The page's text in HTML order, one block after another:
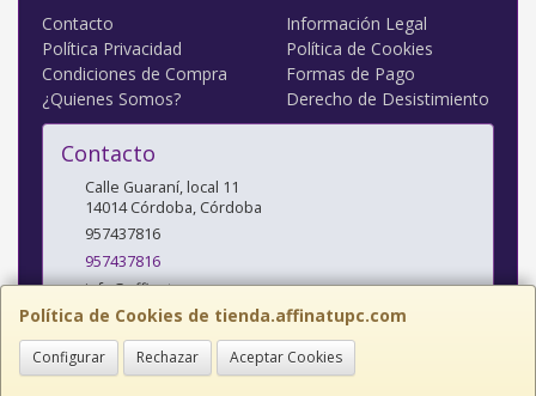
Política de Cookies de tienda.affinatupc.com
Configurar Rechazar Aceptar Cookies
Contacto
Información Legal
Política Privacidad
Política de Cookies
Condiciones de Compra
Formas de Pago
¿Quienes Somos?
Derecho de Desistimiento
Contacto
Calle Guaraní, local 11
14014 Córdoba, Córdoba
957437816
957437816
info@affinatupc.com
Horario